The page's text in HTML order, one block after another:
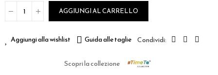
AGGIUNGI AL CARRELLO
Aggiungi alla wishlist Guida alle taglie
Scopri la collezione